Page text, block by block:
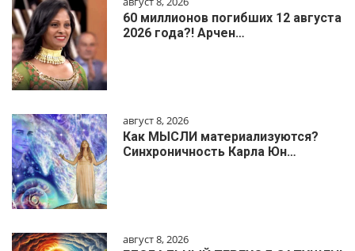
60 миллионов погибших 12 августа
2026 года?! Арчен…
август 8, 2026
Как МЫСЛИ материализуются?
Синхроничность Карла Юн…
август 8, 2026